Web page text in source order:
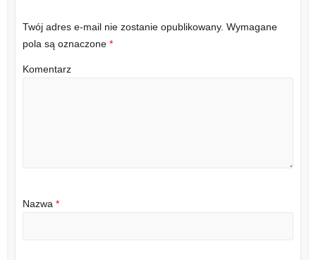
Twój adres e-mail nie zostanie opublikowany. Wymagane
pola są oznaczone *
Komentarz
Nazwa *